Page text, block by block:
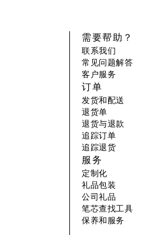
需要帮助？
联系我们
常见问题解答
客户服务
订单
发货和配送
退货单
退货与退款
追踪订单
追踪退货
服务
定制化
礼品包装
公司礼品
笔芯查找工具
保养和服务